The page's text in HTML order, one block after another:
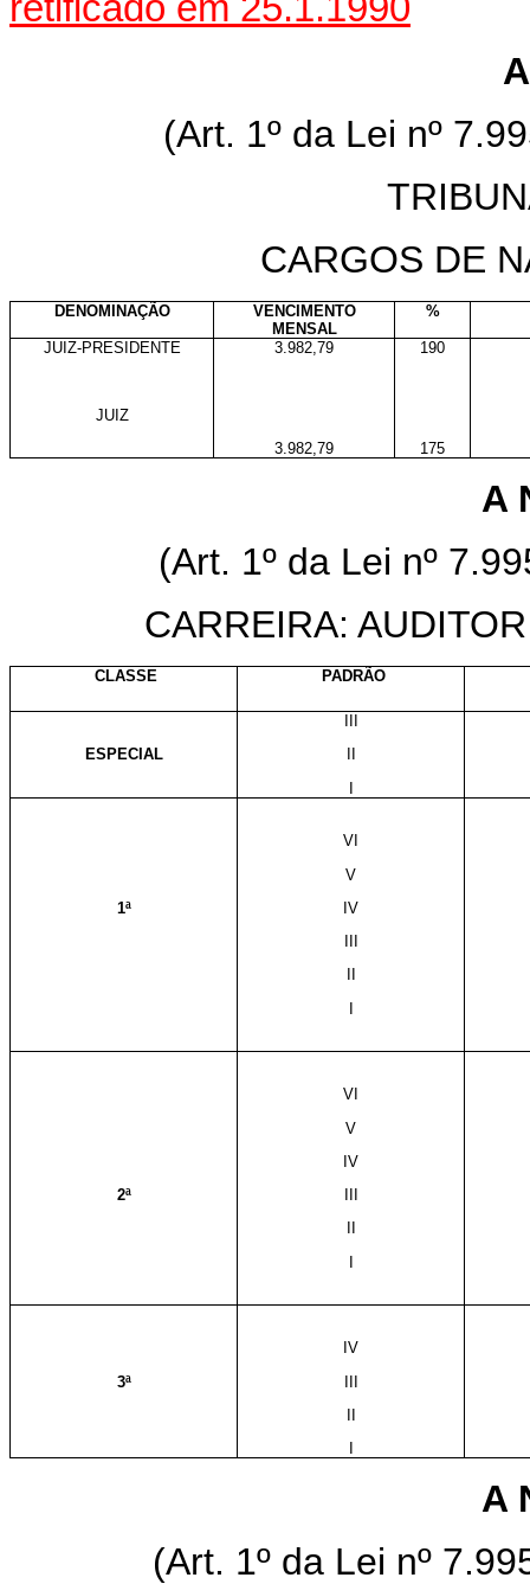
(Art. 1º da Lei nº
CARGOS DE
DENOMINAÇÃO
VENCIMENTO
MENSAL
%
JUIZ-PRESIDENTE
JUIZ
3.982,79
3.982,79
190
175
A
(Art. 1º da Lei nº
CARREIRA:
CLASSE PADRÃO
ESPECIAL
I
1ª
VI
V
IV
2ª
VI
V
IV
3ª
IV
III
A
(Art. 1º da Lei nº